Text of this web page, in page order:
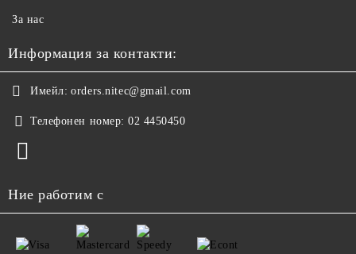
За нас
Информация за контакти:
Имейл: orders.nitec@gmail.com
Телефонен номер: 02 4450450
Ние работим с